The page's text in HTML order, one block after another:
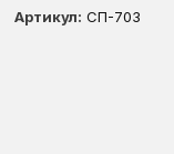
Артикул: СП-703